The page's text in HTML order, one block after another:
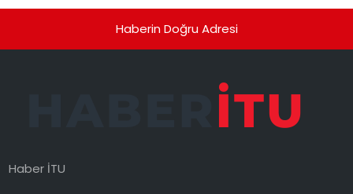
Haberin Doğru Adresi
Haber İTU